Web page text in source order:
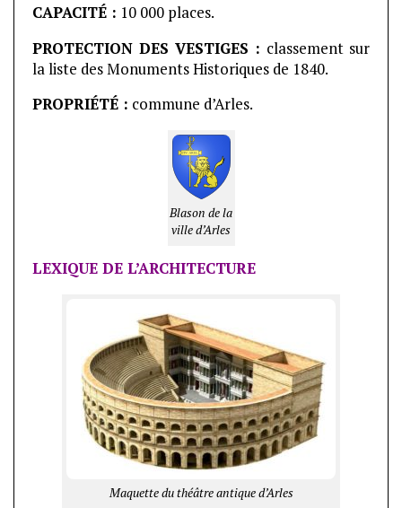
CAPACITÉ : 10 000 places.
PROTECTION DES VESTIGES : classement sur
la liste des Monuments Historiques de 1840.
PROPRIÉTÉ : commune d’Arles.
Blason de la
ville d’Arles
LEXIQUE DE L’ARCHITECTURE
Maquette du théâtre antique d’Arles